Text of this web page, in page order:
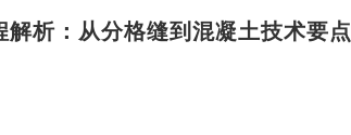
析：从分格缝到混凝土技术要点